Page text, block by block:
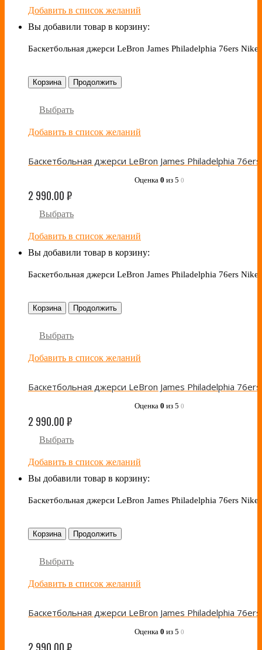
Добавить в список желаний
Вы добавили товар в корзину:
Баскетбольная джерси LeBron James Philadelphia 76ers Nike
Корзина Продолжить
Выбрать
Добавить в список желаний
Оценка 0 из 5 0
2 990.00₽
Выбрать
Добавить в список желаний
Вы добавили товар в корзину:
Баскетбольная джерси LeBron James Philadelphia 76ers Nike
Корзина Продолжить
Выбрать
Добавить в список желаний
Оценка 0 из 5 0
2 990.00₽
Выбрать
Добавить в список желаний
Вы добавили товар в корзину:
Баскетбольная джерси LeBron James Philadelphia 76ers Nike
Корзина Продолжить
Выбрать
Добавить в список желаний
Оценка 0 из 5 0